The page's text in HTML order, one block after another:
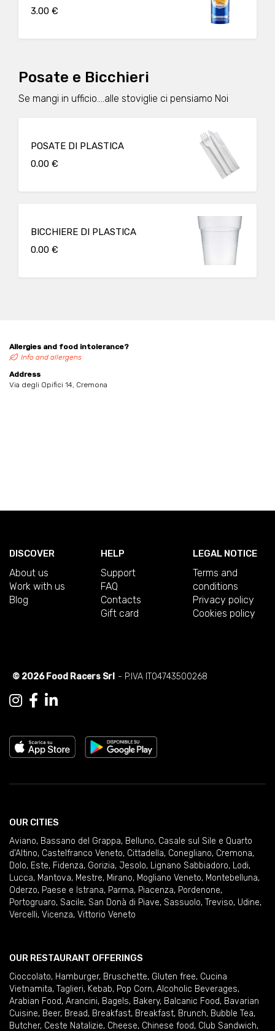
3.00 €
Posate e Bicchieri
Se mangi in ufficio....alle stoviglie ci pensiamo Noi
POSATE DI PLASTICA
0.00 €
BICCHIERE DI PLASTICA
0.00 €
Allergies and food intolerance?
Info and allergens
Address
Via degli Opifici 14, Cremona
DISCOVER
About us
Work with us
Blog
HELP
Support
FAQ
Contacts
Gift card
LEGAL NOTICE
Terms and
conditions
Privacy policy
Cookies policy
© 2026 Food Racers Srl - P.IVA IT04743500268
OUR CITIES
Aviano, Bassano del Grappa, Belluno, Casale sul Sile e Quarto
d'Altino, Castelfranco Veneto, Cittadella, Conegliano, Cremona,
Dolo, Este, Fidenza, Gorizia, Jesolo, Lignano Sabbiadoro, Lodi,
Lucca, Mantova, Mestre, Mirano, Mogliano Veneto, Montebelluna,
Oderzo, Paese e Istrana, Parma, Piacenza, Pordenone,
Portogruaro, Sacile, San Donà di Piave, Sassuolo, Treviso, Udine,
Vercelli, Vicenza, Vittorio Veneto
OUR RESTAURANT OFFERINGS
Cioccolato, Hamburger, Bruschette, Gluten free, Cucina
Vietnamita, Taglieri, Kebab, Pop Corn, Alcoholic Beverages,
Arabian Food, Arancini, Bagels, Bakery, Balcanic Food, Bavarian
Cuisine, Beer, Bread, Breakfast, Breakfast, Brunch, Bubble Tea,
Butcher, Ceste Natalizie, Cheese, Chinese food, Club Sandwich,